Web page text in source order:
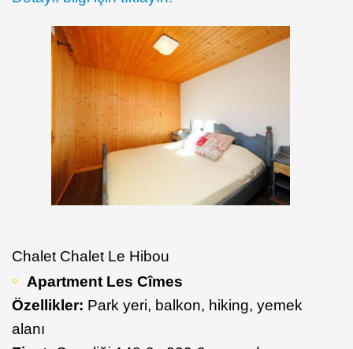
Chalet Chalet Le Hibou
Apartment Les Cîmes
Özellikler: Park yeri, balkon, hiking, yemek
alanı